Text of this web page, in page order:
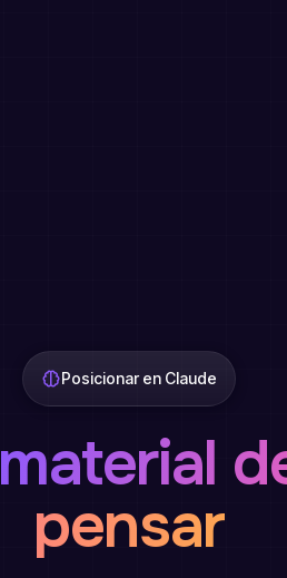
Posicionar en Claude
material
pensar